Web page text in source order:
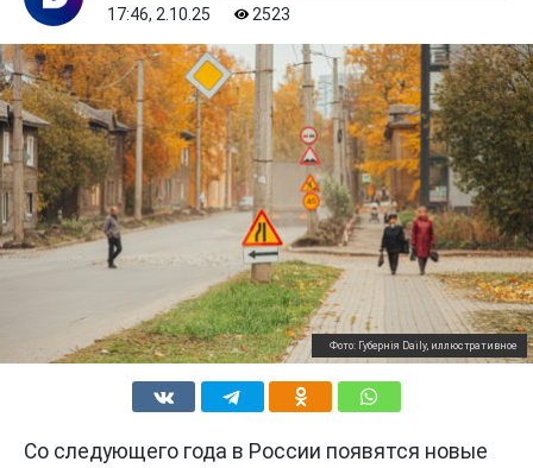
17:46, 2.10.25 2523
Фото: Губернiя Daily, иллюстративное
Со следующего года в России появятся новые